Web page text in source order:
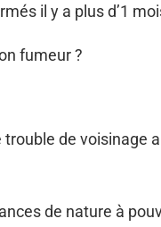
il y a plus d’1
fumeur ?
trouble de
de nature à